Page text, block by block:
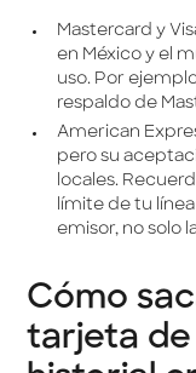
Mastercard y
en México y el
uso. Por
respaldo de
American
pero su
locales.
límite de tu
emisor, no solo
Cómo
tarjeta de